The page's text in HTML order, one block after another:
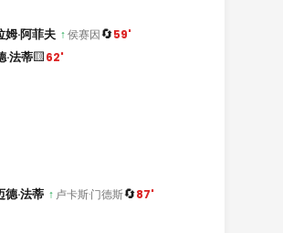
姆·阿菲夫 ↑侯赛因🔄59'
·法蒂🟨62'
德·法蒂 ↑ 卢卡斯·门德斯🔄87'